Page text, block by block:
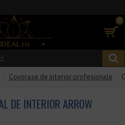
0
Covorase de interior profesionale
DE INTERIOR ARROW